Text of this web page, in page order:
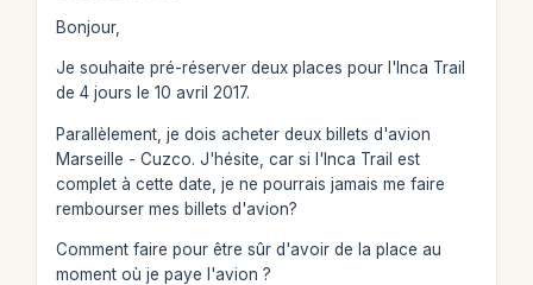
Bonjour,
Je souhaite pré-réserver deux places pour l'Inca Trail
de 4 jours le 10 avril 2017.
Parallèlement, je dois acheter deux billets d'avion
Marseille - Cuzco. J'hésite, car si l'Inca Trail est
complet à cette date, je ne pourrais jamais me faire
rembourser mes billets d'avion?
Comment faire pour être sûr d'avoir de la place au
moment où je paye l'avion ?